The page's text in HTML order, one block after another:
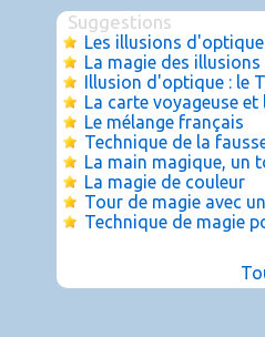
Suggestions
Les illusions
La magie des
Illusion d'optique : le
La carte voyageuse
Le mélange français
Technique de la
La main magique, un
La magie de couleur
Tour de magie avec
Technique de magie